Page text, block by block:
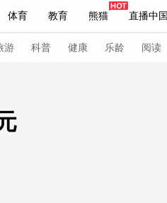
体育 教育 熊猫 直播中国
妙语 热解读 天天学习
持人 下载央视影音
游 科普 健康 乐龄 阅读